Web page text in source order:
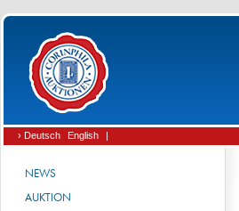
› Deutsch English |
NEWS
AUKTION